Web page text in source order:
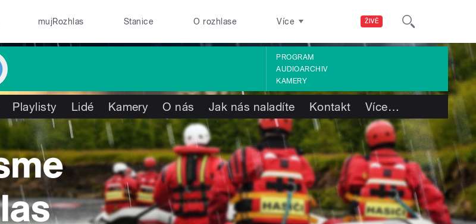
ŽIVĚ
mujRozhlas Stanice O rozhlase Více
PROGRAM
AUDIOARCHIV
KAMERY
Playlisty Lidé Kamery O nás Jak nás naladíte Kontakt Více…